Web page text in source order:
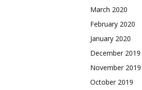
March 2020
February 2020
January 2020
December 2019
November 2019
October 2019